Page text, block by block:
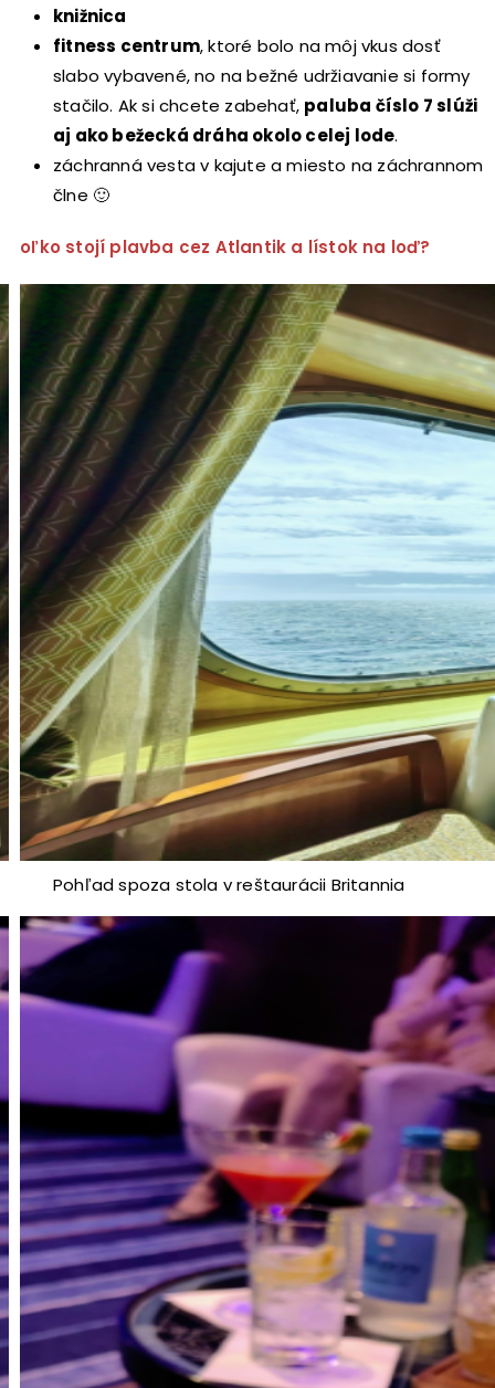
knižnica
fitness centrum, ktoré bolo na môj vkus dosť
slabo vybavené, no na bežné udržiavanie si formy
stačilo. Ak si chcete zabehať, paluba číslo 7 slúži
aj ako bežecká dráha okolo celej lode.
záchranná vesta v kajute a miesto na záchrannom
člne 🙂
Koľko stojí plavba cez Atlantik a lístok na loď?
Pohľad spoza stola v reštaurácii Britannia